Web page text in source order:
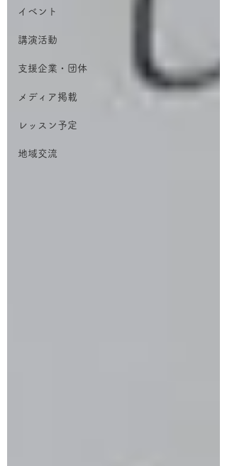
イベント
講演活動
支援企業・団体
メディア掲載
レッスン予定
地域交流